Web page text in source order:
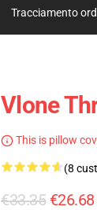
Tracciamento
Vlone
This is pillow
(8
€33.35 €26.68